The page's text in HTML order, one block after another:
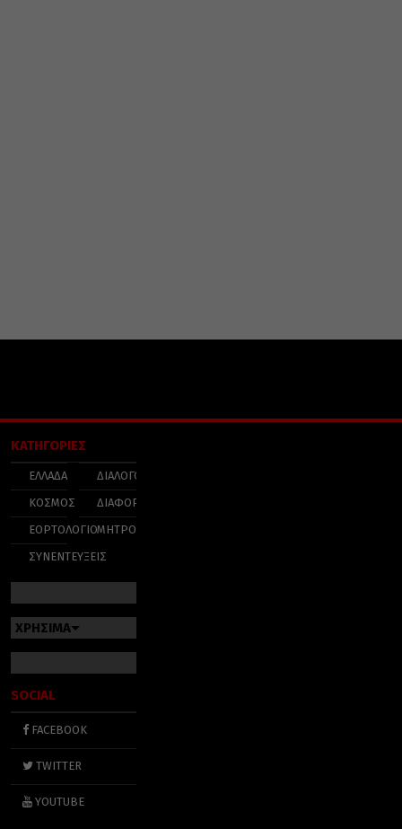
ΚΑΤΗΓΟΡΙΕΣ
ΕΛΛΑΔΑ
ΚΟΣΜΟΣ
ΕΟΡΤΟΛΟΓΙΟ
ΣΥΝΕΝΤΕΥΞΕΙΣ
ΔΙΑΛΟΓΟΣ
ΔΙΑΦΟΡΑ
ΜΗΤΡΟΠΟΛΕΙΣ
ΧΡΗΣΙΜΑ
SOCIAL
FACEBOOK
TWITTER
YOUTUBE